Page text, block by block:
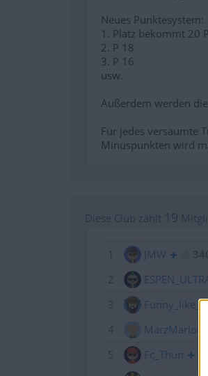
Neues Punktesystem:
1. Platz bekommt 20
2. P 18
3. P 16
usw.
Außerdem werden
Für jedes versäumte
Minuspunkten wird
Diese Club zählt 19
1 JMW
2
3
4
MärzMarlon
5
Fc_Thun